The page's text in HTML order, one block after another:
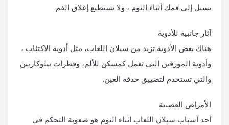
يسيل إلى فمك أثناء النوم ، ولا تستطيع إغلاق الفم.
آثار جانبية للأدوية
هناك بعض الأدوية تزيد من سيلان اللعاب، مثل أدوية الاكتئاب ،
وأدوية المورفين التي تعمل كمسكن للألم، وقطرات بيلوكاربين
والتي تستخدم لتضييق حدقة العين.
الأمراض العصبية
أحد أسباب سيلان اللعاب اثناء النوم هو صعوبة التحكم في